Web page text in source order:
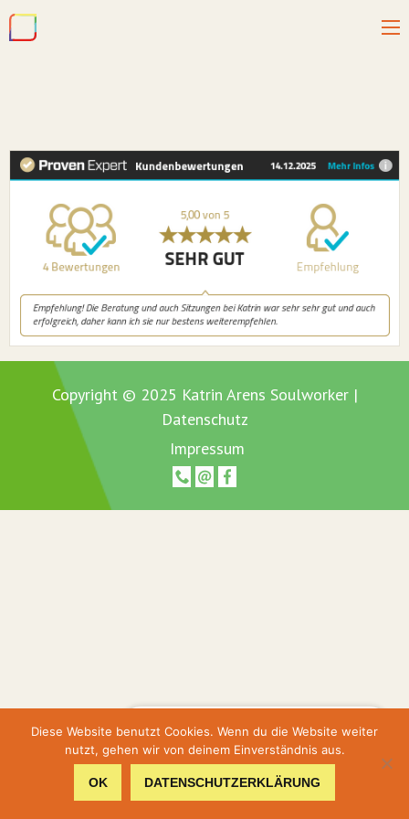
Copyright © 2025 Katrin Arens Soulworker |
Datenschutz
Impressum
Hier geht's zur Terminbuchung
Hier gehts zum Shop
Diese Website benutzt Cookies. Wenn du die Website weiter
nutzt, gehen wir von deinem Einverständnis aus.
OK DATENSCHUTZERKLÄRUNG